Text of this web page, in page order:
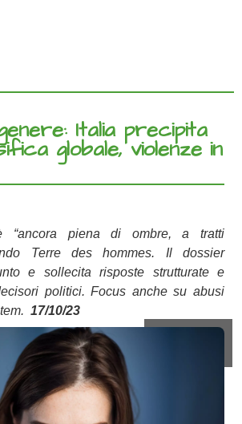
Italia precipita
globale, violenze in
“ancora piena di ombre, a tratti
Terre des hommes. Il dossier
e sollecita risposte strutturate e
politici. Focus anche su abusi
17/10/23